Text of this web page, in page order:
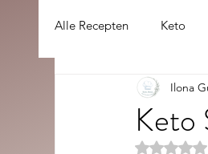
Alle Recepten Keto
Lekker gezellig :)
Keto
Ilona